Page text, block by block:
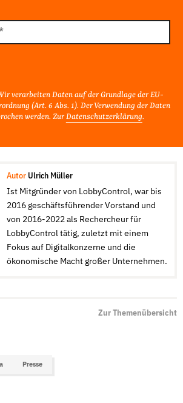
verarbeiten Daten auf der Grundlage der EU-
(Art. 6 Abs. 1). Der Verwendung der Daten
werden. Zur Datenschutzerklärung.
Autor Ulrich Müller
Ist Mitgründer von LobbyControl, war bis
2016 geschäftsführender Vorstand und
von 2016-2022 als Rechercheur für
LobbyControl tätig, zuletzt mit einem
Fokus auf Digitalkonzerne und die
ökonomische Macht großer Unternehmen.
Zur Themenübersicht
Presse